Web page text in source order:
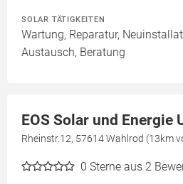
SOLAR TÄTIGKEITEN
Wartung, Reparatur,
Austausch, Beratung
EOS Solar und Energie
Rheinstr.12, 57614 Wahlrod (13km
0 Sterne aus 2